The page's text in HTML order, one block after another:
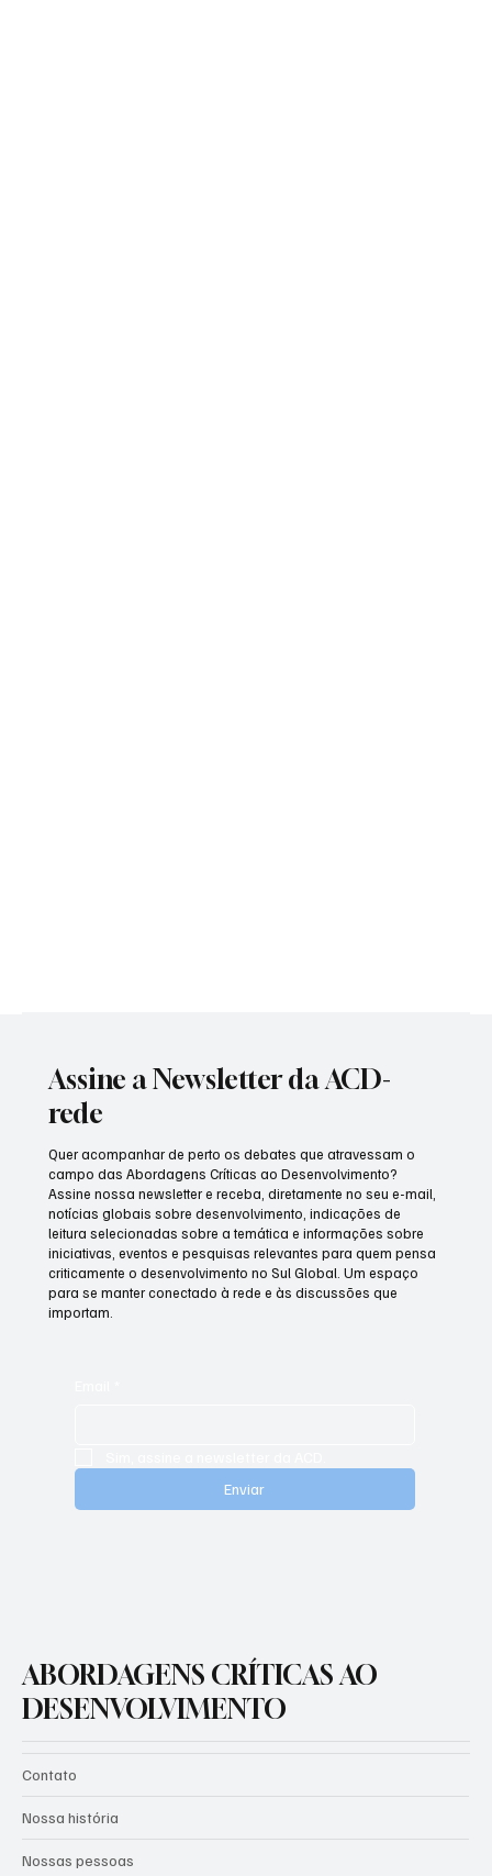
Assine a Newsletter da ACD-
rede
Quer acompanhar de perto os debates que atravessam o
campo das Abordagens Críticas ao Desenvolvimento?
Assine nossa newsletter e receba, diretamente no seu e-mail,
notícias globais sobre desenvolvimento, indicações de
leitura selecionadas sobre a temática e informações sobre
iniciativas, eventos e pesquisas relevantes para quem pensa
criticamente o desenvolvimento no Sul Global. Um espaço
para se manter conectado à rede e às discussões que
importam.
Enviar
ABORDAGENS CRÍTICAS AO
DESENVOLVIMENTO
Contato
Nossa história
Nossas pessoas